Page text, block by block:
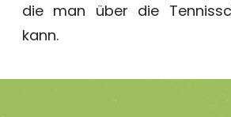
die man über die
kann.